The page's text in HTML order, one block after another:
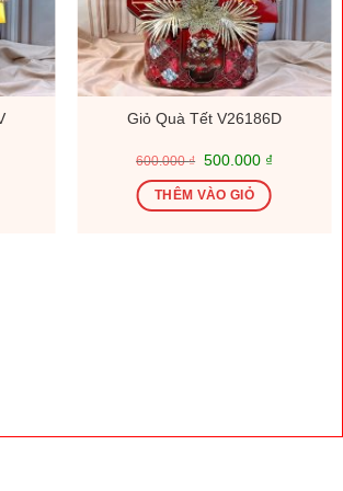
Giỏ Quà Tết V26186D
600.000₫ Giá
là:
600.000 ₫.
500.000 ₫Giá
tại
là:
THÊM VÀO GIỎ